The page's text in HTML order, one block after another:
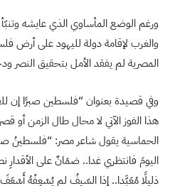
ورغم الوضع المأساوي الذي عايشه
والغرب لإقامة دولة لليهود على أرض
المصرية لم يفقد الأمل بتحقيق النصر
وفي قصيدة بعنوان “فلسطين صبرًا إن
هذا الفوز الآتي لا محال طال الزمن أو
الحماسية يقول شاعر مصر: “فلسطينُ
اليومَ فانتظري غدا.. ضمَانٌ على
ذليلًا مُعَبَّدا.. إذا السّيفُ لم يُسْعِفْهُ